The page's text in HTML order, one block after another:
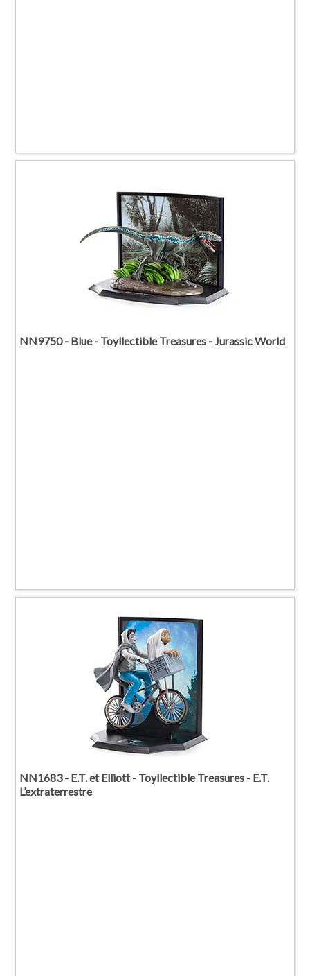
NN9750 - Blue - Toyllectible Treasures - Jurassic World
NN1683 - E.T. et Elliott - Toyllectible Treasures - E.T.
L’extraterrestre